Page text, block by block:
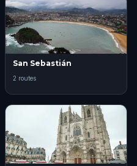
San Sebastián
2 routes